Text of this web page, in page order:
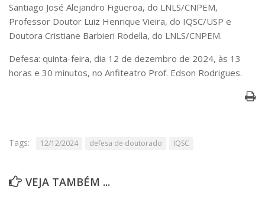
Serviços
Bibliotecas
Apoio ao Estudante
RH, Administrativo e Financeiro
Outros serviços
Agenda de Eventos
Santiago José Alejandro Figueroa, do LNLS/CNPEM,
Professor Doutor Luiz Henrique Vieira, do IQSC/USP e
Doutora Cristiane Barbieri Rodella, do LNLS/CNPEM.
Defesa: quinta-feira, dia 12 de dezembro de 2024, às 13
horas e 30 minutos, no Anfiteatro Prof. Edson Rodrigues.
Tags: 12/12/2024 defesa de doutorado IQSC
VEJA TAMBÉM ...